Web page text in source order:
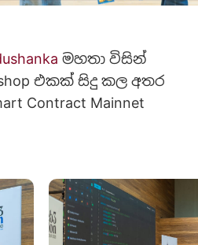
මහ​තා විසින්
එකක් සිදු කල අතර
Contract Mainnet